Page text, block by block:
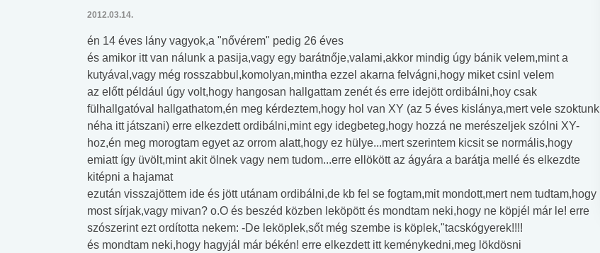
2012.03.14.
én 14 éves lány vagyok,a "nővérem" pedig 26 éves
és amikor itt van nálunk a pasija,vagy egy barátnője,valami,akkor mindig úgy bánik velem,mint a
kutyával,vagy még rosszabbul,komolyan,mintha ezzel akarna felvágni,hogy miket csinl velem
az előtt például úgy volt,hogy hangosan hallgattam zenét és erre idejött ordibálni,hoy csak
fülhallgatóval hallgathatom,én meg kérdeztem,hogy hol van XY (az 5 éves kislánya,mert vele szoktunk
néha itt játszani) erre elkezdett ordibálni,mint egy idegbeteg,hogy hozzá ne merészeljek szólni XY-
hoz,én meg morogtam egyet az orrom alatt,hogy ez hülye...mert szerintem kicsit se normális,hogy
emiatt így üvölt,mint akit ölnek vagy nem tudom...erre ellökött az ágyára a barátja mellé és elkezdte
kitépni a hajamat
ezután visszajöttem ide és jött utánam ordibálni,de kb fel se fogtam,mit mondott,mert nem tudtam,hogy
most sírjak,vagy mivan? o.O és beszéd közben leköpött és mondtam neki,hogy ne köpjél már le! erre
szószerint ezt ordította nekem: -De leköplek,sőt még szembe is köplek,"tacskógyerek!!!!
és mondtam neki,hogy hagyjál már békén! erre elkezdett itt keménykedni,meg lökdösni